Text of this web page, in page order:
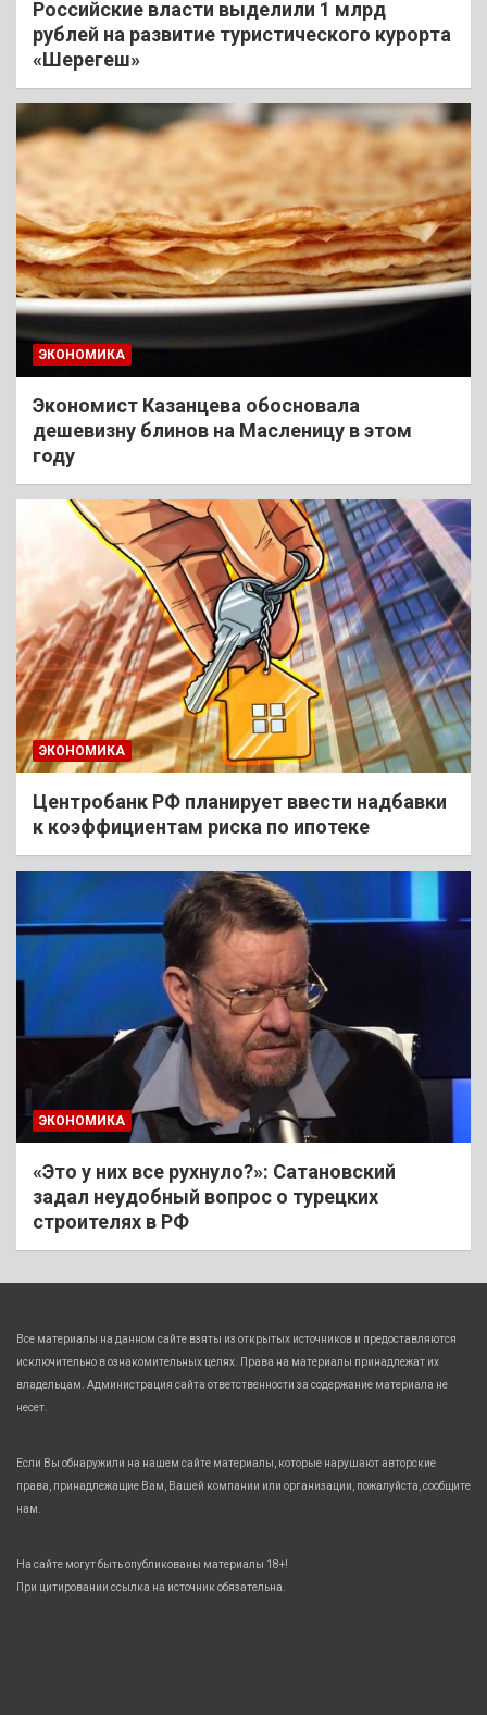
Российские власти выделили 1 млрд
рублей на развитие туристического курорта
«Шерегеш»
ЭКОНОМИКА
Экономист Казанцева обосновала
дешевизну блинов на Масленицу в этом
году
ЭКОНОМИКА
Центробанк РФ планирует ввести надбавки
к коэффициентам риска по ипотеке
ЭКОНОМИКА
«Это у них все рухнуло?»: Сатановский
задал неудобный вопрос о турецких
строителях в РФ
Все материалы на данном сайте взяты из открытых источников и предоставляются
исключительно в ознакомительных целях. Права на материалы принадлежат их
владельцам. Администрация сайта ответственности за содержание материала не
несет.
Если Вы обнаружили на нашем сайте материалы, которые нарушают авторские
права, принадлежащие Вам, Вашей компании или организации, пожалуйста, сообщите
нам.
На сайте могут быть опубликованы материалы 18+!
При цитировании ссылка на источник обязательна.